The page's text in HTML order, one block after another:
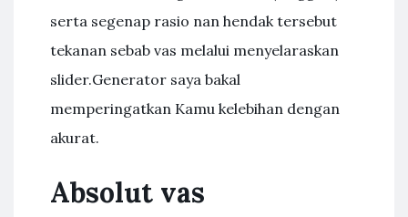
serta segenap rasio nan hendak tersebut
tekanan sebab vas melalui menyelaraskan
slider.Generator saya bakal
memperingatkan Kamu kelebihan dengan
akurat.
Absolut vas